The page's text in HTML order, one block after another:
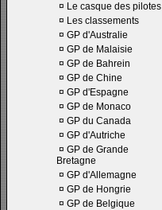
¤ Le casque des pilotes
¤ Les classements
¤ GP d'Australie
¤ GP de Malaisie
¤ GP de Bahrein
¤ GP de Chine
¤ GP d'Espagne
¤ GP de Monaco
¤ GP du Canada
¤ GP d'Autriche
¤ GP de Grande
Bretagne
¤ GP d'Allemagne
¤ GP de Hongrie
¤ GP de Belgique